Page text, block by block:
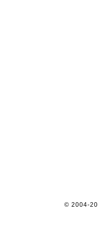
© 2004-